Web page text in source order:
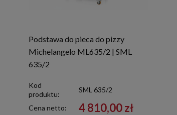
Podstawa do pieca do pizzy
Michelangelo ML635/2 | SML
635/2
Kod
produktu:
SML 635/2
Cena netto: 4 810,00 zł